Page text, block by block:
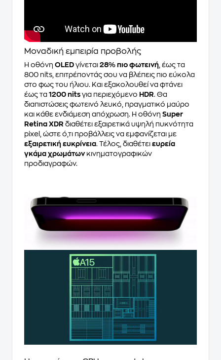
Μοναδική εμπειρία προβολής
Η οθόνη OLED γίνεται 28% πιο φωτεινή , έως τα
800 nits, επιτρέποντάς σου να βλέπεις πιο εύκολα
στο φως του ήλιου. Και εξακολουθεί να φτάνει
έως τα 1200 nits για περιεχόμενο HDR. Θα
διαπιστώσεις φωτεινό λευκό, πραγματικό μαύρο
και κάθε ενδιάμεση απόχρωση. Η οθόνη Super
Retina XDR διαθέτει εξαιρετικά υψηλή πυκνότητα
pixel, ώστε ό,τι προβάλλεις να εμφανίζεται με
εξαιρετική ευκρίνεια. Τέλος, διαθέτει ευρεία
γκάμα χρωμάτωνκινηματογραφικών
προδιαγραφών.